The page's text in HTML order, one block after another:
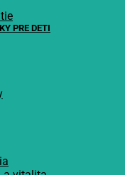
PRE DETI